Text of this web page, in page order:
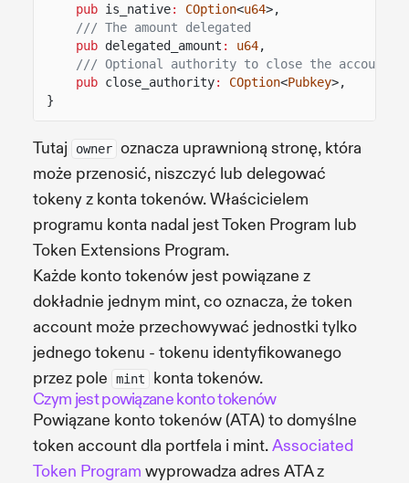
pub is_native: COption<u64>,
/// The amount delegated
pub delegated_amount : u64,
/// Optional authority to close the account.
pub close_authority: COption<Pubkey>,
}
Tutaj owner oznacza uprawnioną stronę, która
może przenosić, niszczyć lub delegować
tokeny z konta tokenów. Właścicielem
programu konta nadal jest Token Program lub
Token Extensions Program.
Każde konto tokenów jest powiązane z
dokładnie jednym mint, co oznacza, że token
account może przechowywać jednostki tylko
jednego tokenu - tokenu identyfikowanego
przez pole
mint
konta tokenów.
Czym jest powiązane konto tokenów
Powiązane konto tokenów (ATA) to domyślne
token account dla portfela i mint.Associated
Token Program wyprowadza adres ATA z